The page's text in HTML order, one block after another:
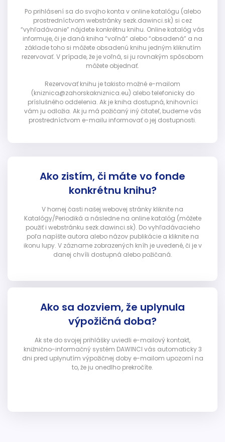
Po prihlásení sa do svojho konta v online katalógu (alebo
prostredníctvom webstránky sezk.dawinci.sk) si cez
“vyhľadávanie” nájdete konkrétnu knihu. Online katalóg vás
informuje, či je daná kniha “voľná” alebo “obsadená” a na
základe toho si môžete obsadenú knihu jedným kliknutím
rezervovať. V prípade, že je voľná, si ju rovnakým spôsobom
môžete objednať.
Rezervovať knihu je takisto možné e-mailom
(kniznica@zahorskakniznica.eu) alebo telefonicky do
príslušného oddelenia. Ak je kniha dostupná, knihovníci
vám ju odložia. Ak ju má požičaný iný čitateľ, budeme vás
prostredníctvom e-mailu informovať o jej dostupnosti.
Ako zistím, či máte vo fonde
konkrétnu knihu?
V hornej časti našej webovej stránky kliknite na
Katalógy/Periodiká a následne na online katalóg (môžete
použiť i webstránku sezk.dawinci.sk). Do vyhľadávacieho
poľa napíšte autora alebo názov publikácie a kliknite na
ikonu lupy. V zázname zobrazených kníh je uvedené, či je v
danej chvíli dostupná alebo požičaná.
Ako sa dozviem, že uplynula
výpožičná doba?
Ak ste do svojej prihlášky uviedli e-mailový kontakt,
knižnično-informačný systém DAWINCI vás automaticky 3
dni pred uplynutím výpožičnej doby e-mailom upozorní na
to, že ju onedlho prekročíte.